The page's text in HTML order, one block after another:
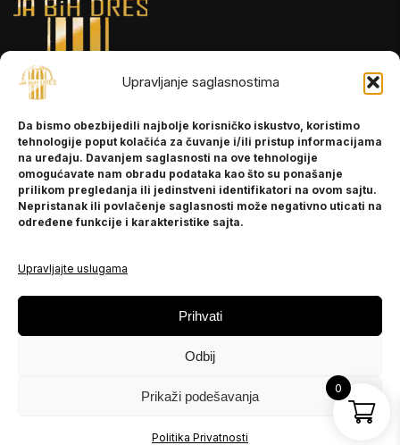
Upravljanje saglasnostima
Da bismo obezbijedili najbolje korisničko iskustvo, koristimo
tehnologije poput kolačića za čuvanje i/ili pristup informacijama
na uređaju. Davanjem saglasnosti na ove tehnologije
omogućavate nam obradu podataka kao što su ponašanje
prilikom pregledanja ili jedinstveni identifikatori na ovom sajtu.
Nepristanak ili povlačenje saglasnosti može negativno uticati na
određene funkcije i karakteristike sajta.
Upravljajte uslugama
Prihvati
Odbij
Prikaži podešavanja
Politika Privatnosti
INFORMACIJE
O nama
Kontakt
POMOĆ
Politika privatnosti
PRATITE NAS
Instagram
0